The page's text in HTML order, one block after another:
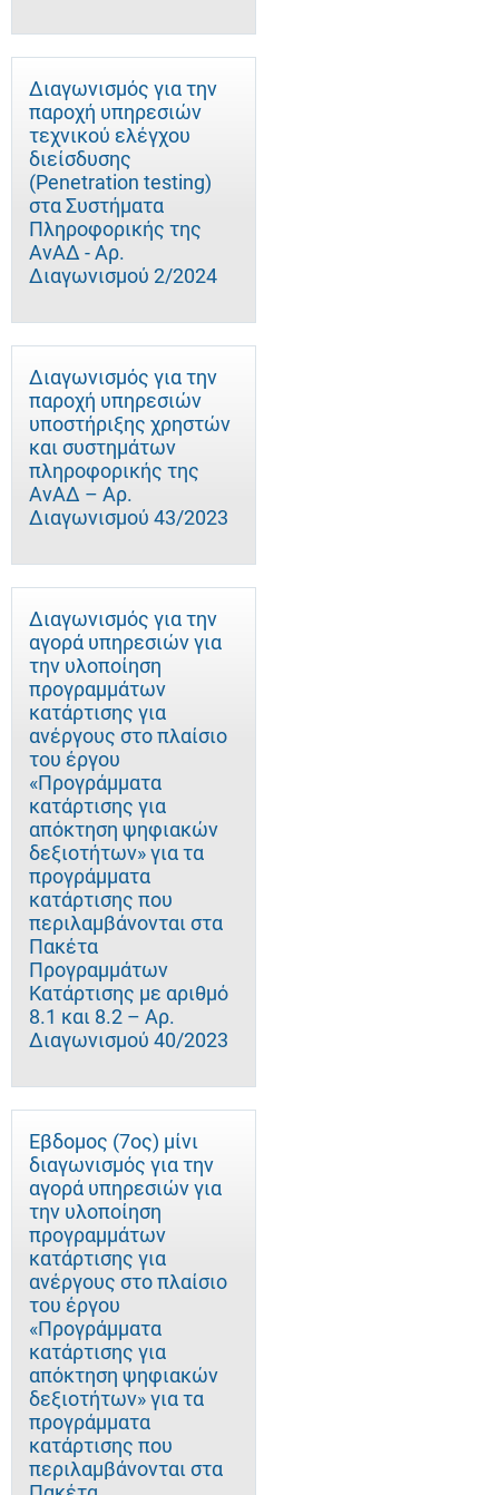
Διαγωνισμός για την
παροχή υπηρεσιών
τεχνικού ελέγχου
διείσδυσης
(Penetration testing)
στα Συστήματα
Πληροφορικής της
ΑνΑΔ - Αρ.
Διαγωνισμού 2/2024
Διαγωνισμός για την
παροχή υπηρεσιών
υποστήριξης χρηστών
και συστημάτων
πληροφορικής της
ΑνΑΔ – Αρ.
Διαγωνισμού 43/2023
Διαγωνισμός για την
αγορά υπηρεσιών για
την υλοποίηση
προγραμμάτων
κατάρτισης για
ανέργους στο πλαίσιο
του έργου
«Προγράμματα
κατάρτισης για
απόκτηση ψηφιακών
δεξιοτήτων» για τα
προγράμματα
κατάρτισης που
περιλαμβάνονται στα
Πακέτα
Προγραμμάτων
Κατάρτισης με αριθμό
8.1 και 8.2 – Αρ.
Διαγωνισμού 40/2023
Έβδομος (7ος) μίνι
διαγωνισμός για την
αγορά υπηρεσιών για
την υλοποίηση
προγραμμάτων
κατάρτισης για
ανέργους στο πλαίσιο
του έργου
«Προγράμματα
κατάρτισης για
απόκτηση ψηφιακών
δεξιοτήτων» για τα
προγράμματα
κατάρτισης που
περιλαμβάνονται στα